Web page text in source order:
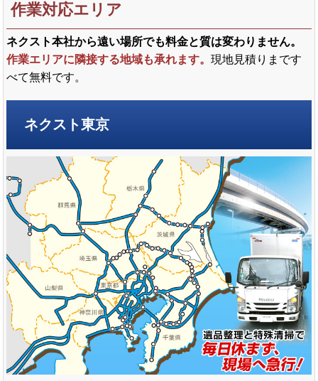
作業対応エリア
ネクスト本社から遠い場所でも料金と質は変わりません。
作業エリアに隣接する地域も承れます。現地見積りまです
べて無料です。
ネクスト東京